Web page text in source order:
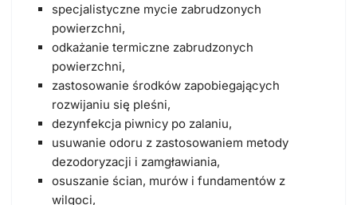
specjalistyczne mycie zabrudzonych
powierzchni,
odkażanie termiczne zabrudzonych
powierzchni,
zastosowanie środków zapobiegających
rozwijaniu się pleśni,
dezynfekcja piwnicy po zalaniu,
usuwanie odoru z zastosowaniem metody
dezodoryzacji i zamgławiania,
osuszanie ścian, murów i fundamentów z
wilgoci,